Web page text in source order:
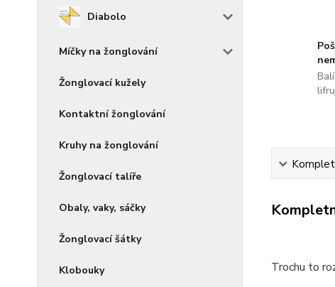
Diabolo
Míčky na žonglování
Žonglovací kužely
Kontaktní žonglování
Kruhy na žonglování
Žonglovací talíře
Obaly, vaky, sáčky
Žonglovací šátky
Klobouky
Trochu to